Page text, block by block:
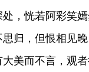
，恍若阿彩笑嫣
归，但恨相见晚
美而不言，观者